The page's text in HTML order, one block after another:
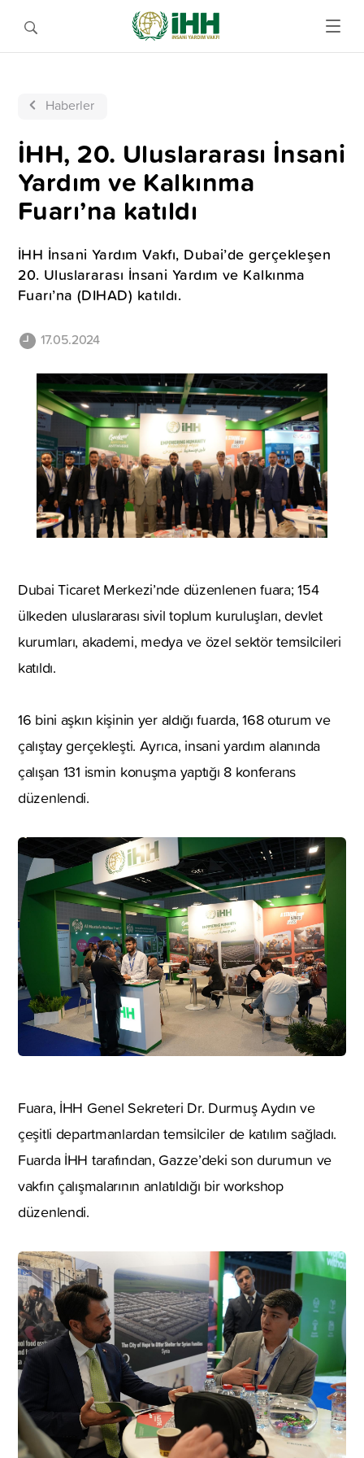
Haberler
İHH, 20. Uluslararası İnsani
Yardım ve Kalkınma
Fuarı’na katıldı
İHH İnsani Yardım Vakfı, Dubai’de gerçekleşen
20. Uluslararası İnsani Yardım ve Kalkınma
Fuarı’na (DIHAD) katıldı.
17.05.2024
Dubai Ticaret Merkezi’nde düzenlenen fuara; 154
ülkeden uluslararası sivil toplum kuruluşları, devlet
kurumları, akademi, medya ve özel sektör temsilcileri
katıldı.
16 bini aşkın kişinin yer aldığı fuarda, 168 oturum ve
çalıştay gerçekleşti. Ayrıca, insani yardım alanında
çalışan 131 ismin konuşma yaptığı 8 konferans
düzenlendi.
Fuara, İHH Genel Sekreteri Dr. Durmuş Aydın ve
çeşitli departmanlardan temsilciler de katılım sağladı.
Fuarda İHH tarafından, Gazze’deki son durumun ve
vakfın çalışmalarının anlatıldığı bir workshop
düzenlendi.